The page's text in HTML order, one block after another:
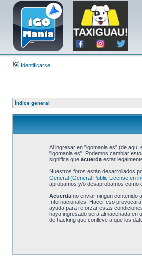
Identificarse
Índice general
Al ingresar en "igomania.es" (de aquí
"igomania.es". Podemos cambiar
significa que acuerdaestar
Nuestros foros están desarrollados
General (General Public License en
aprobamos y/o desaprobamos como
Acuerdano enviar ningun contenido
Internacionales. Hacer eso
ayuda para reforzar estas
haya ingresado será almacenada en
de hacking que conlleve a que los